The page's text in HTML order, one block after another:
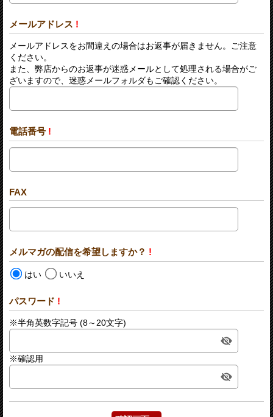
メールアドレス !
メールアドレスをお間違えの場合はお返事が届きません。ご注意
ください。
また、弊店からのお返事が迷惑メールとして処理される場合がご
ざいますので、迷惑メールフォルダもご確認ください。
電話番号 !
FAX
メルマガの配信を希望しますか？ !
はい いいえ
パスワード !
※半角英数字記号 (8～20文字)
※確認用